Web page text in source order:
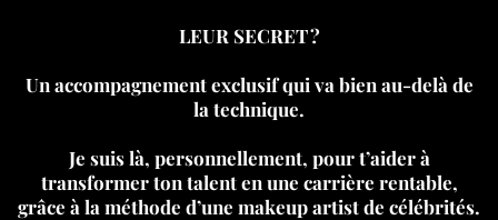
LEUR SECRET ?
Un accompagnement exclusif qui va bien au-delà de
la technique.
Je suis là, personnellement, pour t’aider à
transformer ton talent en une carrière rentable,
grâce à la méthode d’une makeup artist de célébrités.